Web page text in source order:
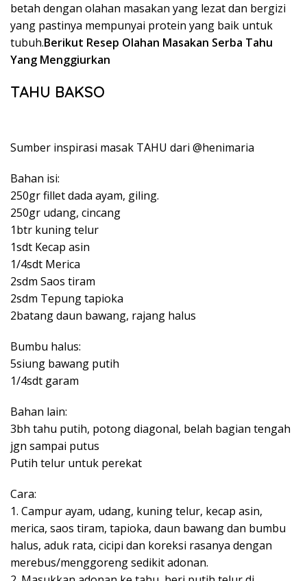
betah dengan olahan masakan yang lezat dan bergizi
yang pastinya mempunyai protein yang baik untuk
tubuh.Berikut Resep Olahan Masakan Serba Tahu
Yang Menggiurkan
TAHU BAKSO
Sumber inspirasi masak TAHU dari @henimaria
Bahan isi:
250gr fillet dada ayam, giling.
250gr udang, cincang
1btr kuning telur
1sdt Kecap asin
1/4sdt Merica
2sdm Saos tiram
2sdm Tepung tapioka
2batang daun bawang, rajang halus
Bumbu halus:
5siung bawang putih
1/4sdt garam
Bahan lain:
3bh tahu putih, potong diagonal, belah bagian tengah
jgn sampai putus
Putih telur untuk perekat
Cara:
1. Campur ayam, udang, kuning telur, kecap asin,
merica, saos tiram, tapioka, daun bawang dan bumbu
halus, aduk rata, cicipi dan koreksi rasanya dengan
merebus/menggoreng sedikit adonan.